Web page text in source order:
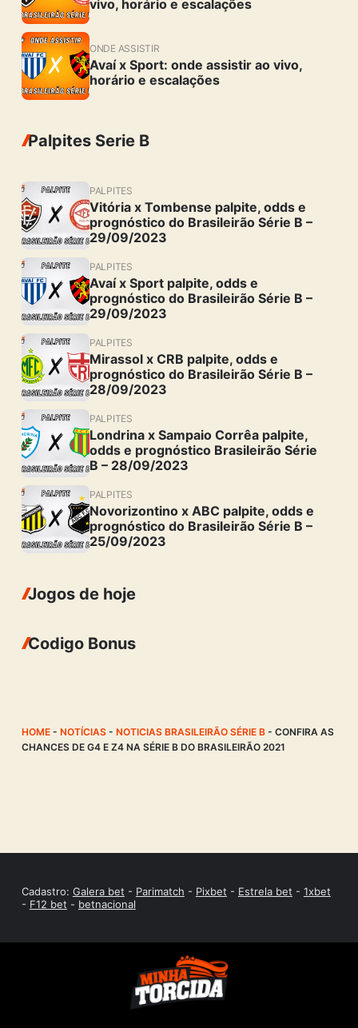
vivo, horário e escalações
ONDE ASSISTIR
Avaí x Sport: onde assistir ao vivo,
horário e escalações
Palpites Serie B
PALPITES
Vitória x Tombense palpite, odds e
prognóstico do Brasileirão Série B –
29/09/2023
PALPITES
Avaí x Sport palpite, odds e
prognóstico do Brasileirão Série B –
29/09/2023
PALPITES
Mirassol x CRB palpite, odds e
prognóstico do Brasileirão Série B –
28/09/2023
PALPITES
Londrina x Sampaio Corrêa palpite,
odds e prognóstico Brasileirão Série
B – 28/09/2023
PALPITES
Novorizontino x ABC palpite, odds e
prognóstico do Brasileirão Série B –
25/09/2023
Jogos de hoje
Codigo Bonus
HOME- NOTÍCIAS- NOTICIAS BRASILEIRÃO SÉRIE B- CONFIRA AS
CHANCES DE G4 E Z4 NA SÉRIE B DO BRASILEIRÃO 2021
Cadastro: Galera bet - Parimatch - Pixbet - Estrela bet - 1xbet
- F12 bet - betnacional